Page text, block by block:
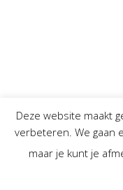
Deze website maakt
verbeteren. We gaan
maar je kunt je